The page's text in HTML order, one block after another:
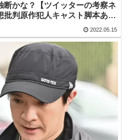
断かな？【ツイッターの考察ネ
批判原作犯人キャスト脚本あら
2022.05.15